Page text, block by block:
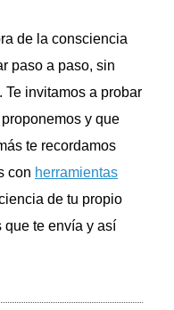
de la consciencia
paso a paso, sin
invitamos a probar
y que
te recordamos
con herramientas
de tu propio
que te envía y así